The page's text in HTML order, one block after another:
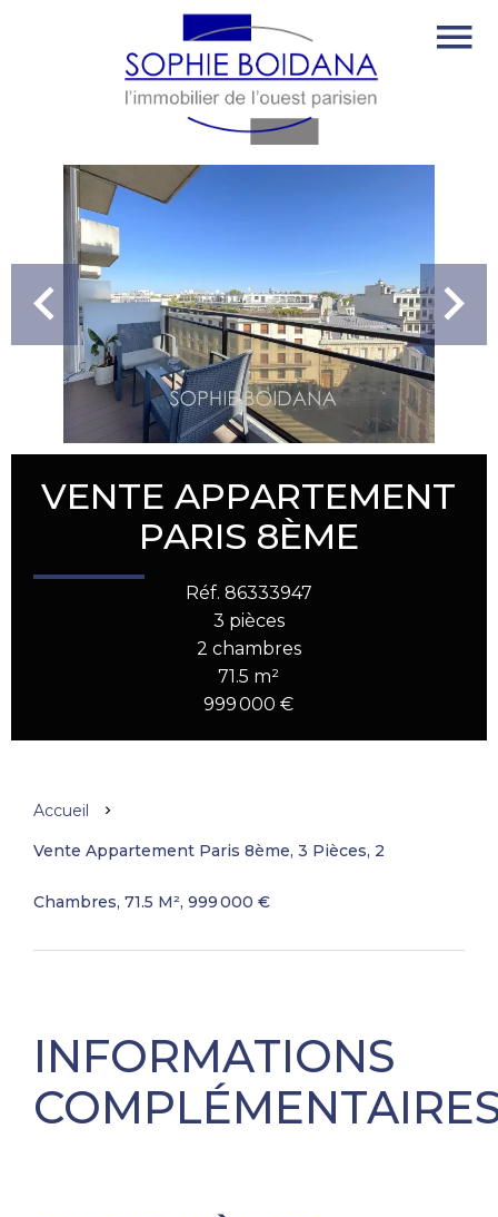
VENTE APPARTEMENT
PARIS 8ÈME
Réf. 86333947
3 pièces
2 chambres
71.5 m²
999 000 €
Accueil
Vente Appartement Paris 8ème, 3 Pièces, 2
Chambres, 71.5 M², 999 000 €
INFORMATIONS